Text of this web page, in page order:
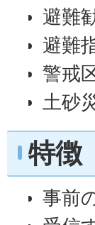
避難
避難
警戒
土砂
特徴
事前